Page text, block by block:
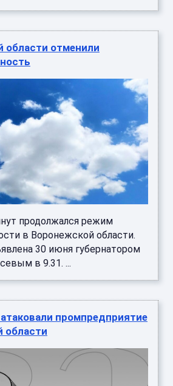
области отменили
продолжался режим
в Воронежской области.
30 июня губернатором
в 9.31. ...
промпредприятие
области